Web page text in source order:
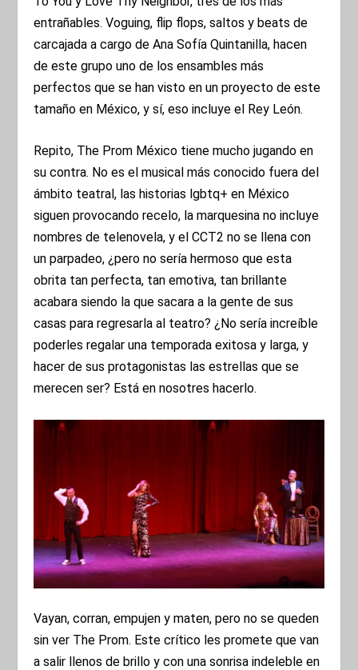
entrañables. Voguing, flip flops, saltos y beats de
carcajada a cargo de Ana Sofía Quintanilla, hacen
de este grupo uno de los ensambles más
perfectos que se han visto en un proyecto de este
tamaño en México, y sí, eso incluye el Rey León.
Repito, The Prom México tiene mucho jugando en
su contra. No es el musical más conocido fuera del
ámbito teatral, las historias lgbtq+ en México
siguen provocando recelo, la marquesina no incluye
nombres de telenovela, y el CCT2 no se llena con
un parpadeo, ¿pero no sería hermoso que esta
obrita tan perfecta, tan emotiva, tan brillante
acabara siendo la que sacara a la gente de sus
casas para regresarla al teatro? ¿No sería increíble
poderles regalar una temporada exitosa y larga, y
hacer de sus protagonistas las estrellas que se
merecen ser? Está en nosotres hacerlo.
Vayan, corran, empujen y maten, pero no se queden
sin ver The Prom. Este crítico les promete que van
a salir llenos de brillo y con una sonrisa indeleble en